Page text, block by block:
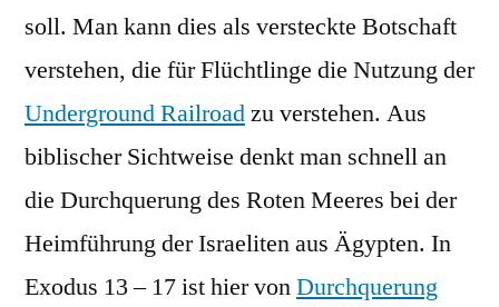
soll. Man kann dies als versteckte Botschaft
verstehen, die für Flüchtlinge die Nutzung der
Underground Railroadzu verstehen. Aus
biblischer Sichtweise denkt man schnell an
die Durchquerung des Roten Meeres bei der
Heimführung der Israeliten aus Ägypten. In
Exodus 13 – 17 ist hier vonDurchquerung